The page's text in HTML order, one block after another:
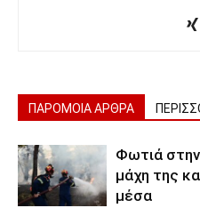
ΠΑΡΟΜΟΙΑ ΑΡΘΡΑ
Φωτιά
μάχη της
μέσα